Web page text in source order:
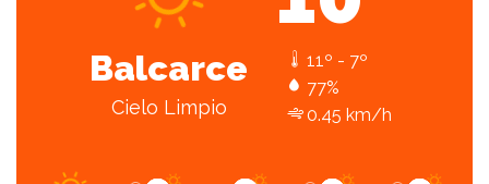
Balcarce
Cielo Limpio
11º - 7º
77%
0.45 km/h